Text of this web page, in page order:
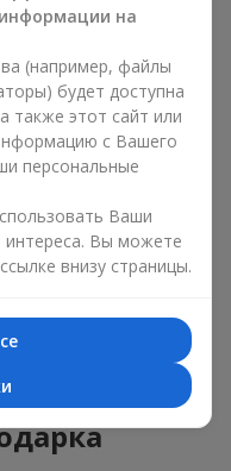
подойдёт
с цветами и
каллами,
сладостями;
тюльпановили
с конфетами
и лёгкое
сочетание цветочного
и оформим подарок —
и
лучший
на
(например, файлы
будет доступна
также этот сайт или
с Вашего
персональные
Ваши
интереса. Вы можете
внизу страницы.